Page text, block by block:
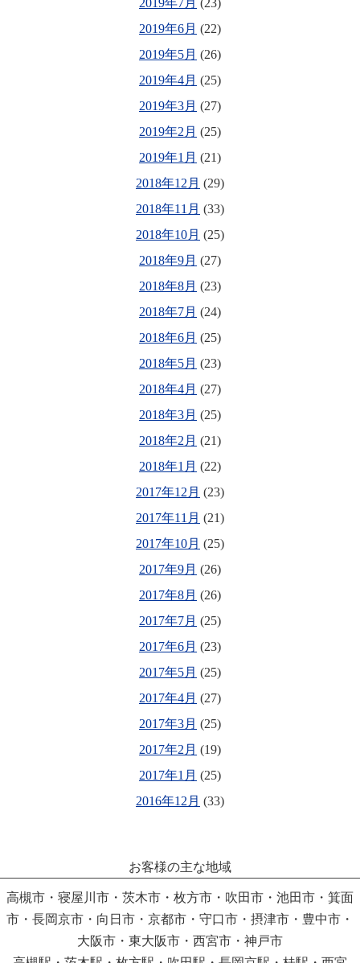
2019年6月 (22)
2019年5月 (26)
2019年4月 (25)
2019年3月 (27)
2019年2月 (25)
2019年1月 (21)
2018年12月 (29)
2018年11月 (33)
2018年10月 (25)
2018年9月 (27)
2018年8月 (23)
2018年7月 (24)
2018年6月 (25)
2018年5月 (23)
2018年4月 (27)
2018年3月 (25)
2018年2月 (21)
2018年1月 (22)
2017年12月 (23)
2017年11月 (21)
2017年10月 (25)
2017年9月 (26)
2017年8月 (26)
2017年7月 (25)
2017年6月 (23)
2017年5月 (25)
2017年4月 (27)
2017年3月 (25)
2017年2月 (19)
2017年1月 (25)
2016年12月 (33)
お客様の主な地域
高槻市・寝屋川市・茨木市・枚方市・吹田市・池田市・箕面
市・長岡京市・向日市・京都市・守口市・摂津市・豊中市・
大阪市・東大阪市・西宮市・神戸市